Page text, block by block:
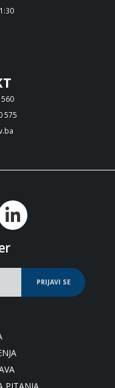
575
PRIJAVI SE